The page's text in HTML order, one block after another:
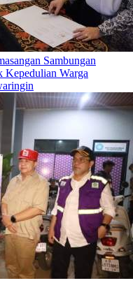
Sambungan
Kepedulian Warga